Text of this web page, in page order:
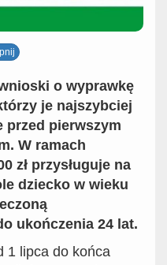
o wyprawkę
je najszybciej
przed pierwszym
W ramach
zł przysługuje na
dziecko w wieku
ukończenia 24 lat.
1 lipca do końca